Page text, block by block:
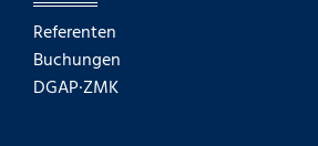
Referenten
Buchungen
DGAP·ZMK